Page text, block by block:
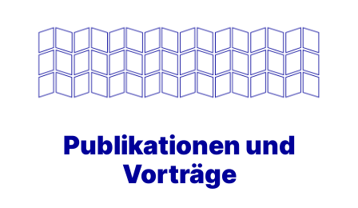
Publikationen und
Vorträge